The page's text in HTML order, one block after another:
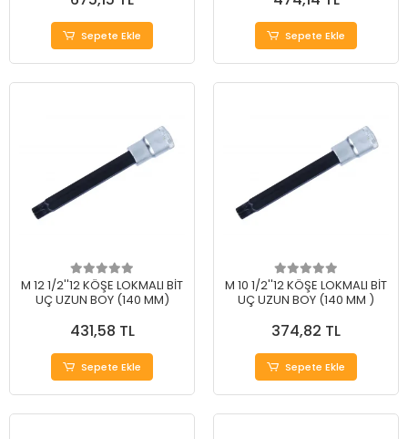
Sepete Ekle Sepete Ekle
M 12 1/2''12 KÖŞE LOKMALI BİT
UÇ UZUN BOY (140 MM)
431,58 TL
Sepete Ekle
M 10 1/2''12 KÖŞE LOKMALI BİT
UÇ UZUN BOY (140 MM )
374,82 TL
Sepete Ekle